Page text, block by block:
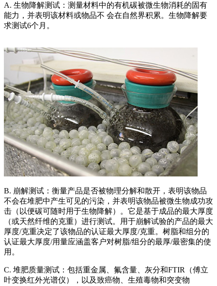
A. 生物降解测试：测量材料中的有机碳被微生物消耗的固有
能力，并表明该材料或物品不 会在自然界积累。生物降解要
求测试6个月。
B. 崩解测试：衡量产品是否被物理分解和散开，表明该物品
不会在堆肥中产生可见的污染，并表明该物品被微生物成功攻
击（以便碳可随时用于生物降解）。它是基于成品的最大厚度
（或天然纤维的克重）进行测试。用于崩解试验的产品的最大
厚度/克重决定了该物品的认证最大厚度/克重。树脂和组分的
认证最大厚度/用量应涵盖客户对树脂/组分的最厚/最密集的使
用。
C. 堆肥质量测试：包括重金属、氟含量、灰分和FTIR（傅立
叶变换红外光谱仪），以及致癌物、生殖毒物和突变物